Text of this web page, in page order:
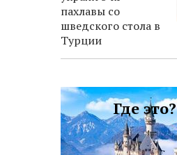
пахлавы со
шведского стола в
Турции
Где это?